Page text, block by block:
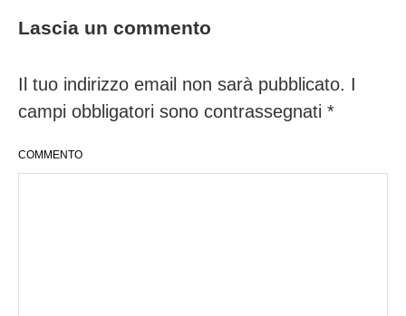
Lascia un commento
Il tuo indirizzo email non sarà pubblicato. I
campi obbligatori sono contrassegnati *
COMMENTO